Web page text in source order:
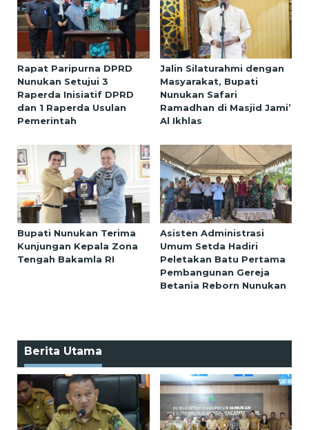
Rapat Paripurna DPRD
Nunukan Setujui 3
Raperda Inisiatif DPRD
dan 1 Raperda Usulan
Pemerintah
Jalin Silaturahmi dengan
Masyarakat, Bupati
Nunukan Safari
Ramadhan di Masjid Jami’
Al Ikhlas
Bupati Nunukan Terima
Kunjungan Kepala Zona
Tengah Bakamla RI
Asisten Administrasi
Umum Setda Hadiri
Peletakan Batu Pertama
Pembangunan Gereja
Betania Reborn Nunukan
Berita Utama